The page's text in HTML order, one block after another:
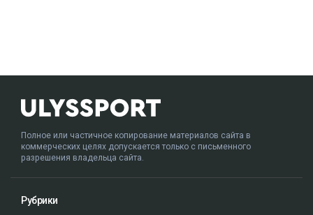
Полное или частичное копирование материалов сайта в
коммерческих целях допускается только с письменного
разрешения владельца сайта.
Рубрики